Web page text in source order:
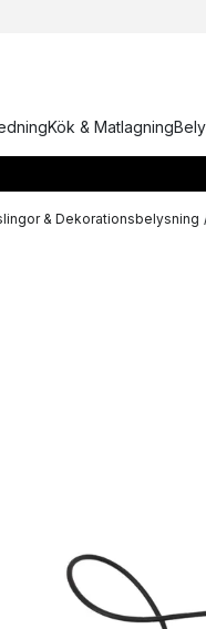
Kök & Matlagning
& Dekorationsbelysning